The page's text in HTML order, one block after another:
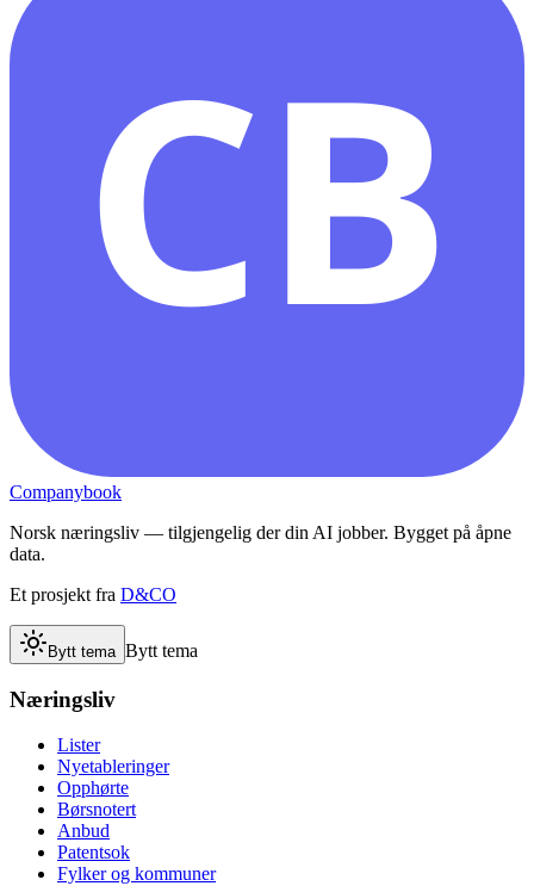
CB
Companybook
Norsk næringsliv — tilgjengelig der din AI jobber. Bygget på åpne
data.
Et prosjekt fra D&CO
Bytt tema Bytt tema
Næringsliv
Lister
Nyetableringer
Opphørte
Børsnotert
Anbud
Patentsok
Fylker og kommuner